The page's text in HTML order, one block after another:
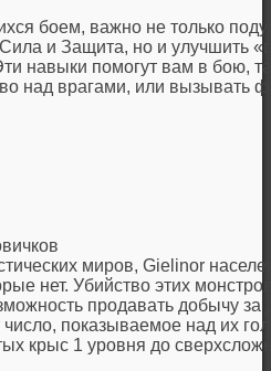
боем, важно не только
и Защита, но и улучшить
навыки помогут вам в бою,
над врагами, или вызывать
миров, Gielinor
нет. Убийство этих
продавать добычу за
показываемое над их
крыс 1 уровня до